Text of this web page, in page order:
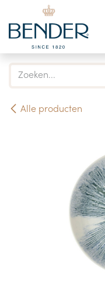
Overslaan naar inhoud
Alle producten